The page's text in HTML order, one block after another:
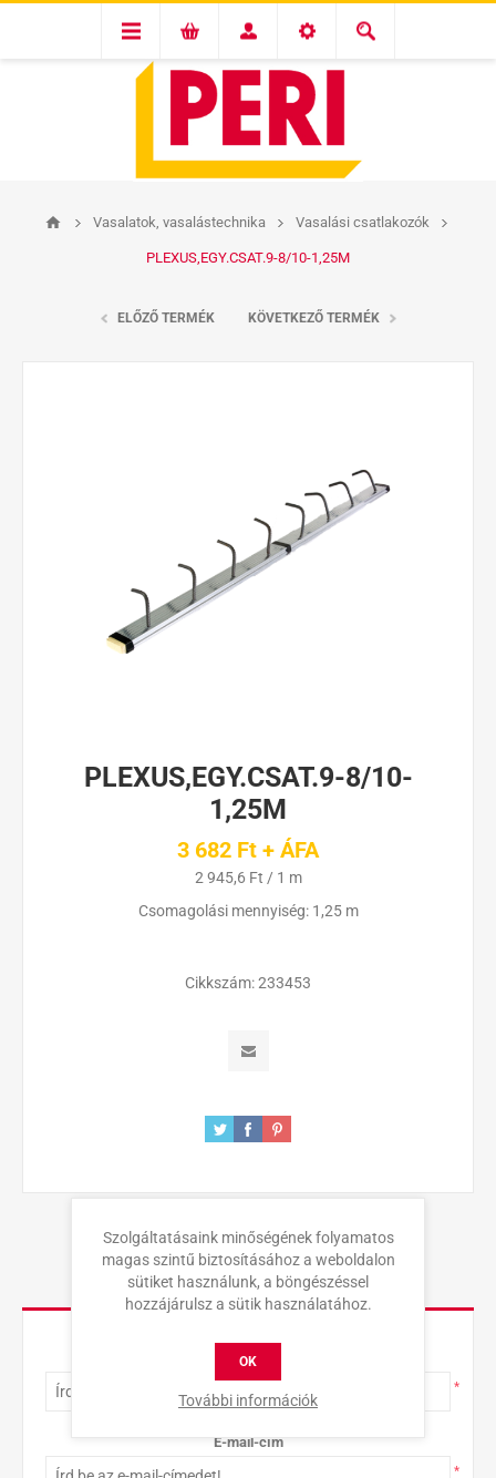
Vasalatok, vasalástechnika Vasalási csatlakozók
PLEXUS,EGY.CSAT.9-8/10-1,25M
ELŐZŐ TERMÉK KÖVETKEZŐ TERMÉK
PLEXUS,EGY.CSAT.9-8/10-
1,25M
3 682 Ft + ÁFA
2 945,6 Ft / 1 m
Csomagolási mennyiség: 1,25 m
Cikkszám:233453
KAPCSOLAT
Teljes név
*
E-mail-cím
*
Szolgáltatásaink minőségének folyamatos
magas szintű biztosításához a weboldalon
sütiket használunk, a böngészéssel
hozzájárulsz a sütik használatához.
OK
További információk